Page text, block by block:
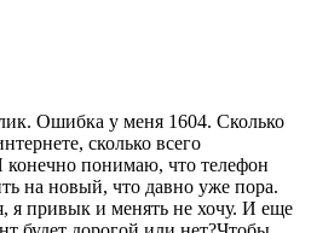
Ошибка у меня 1604. Сколько
сколько всего
понимаю, что телефон
на новый, что давно уже пора.
я привык и менять не хочу. И еще